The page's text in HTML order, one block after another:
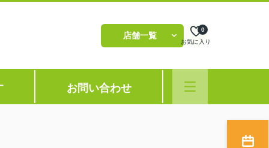
店舗一覧
お気に入り
0
お問い合わせ